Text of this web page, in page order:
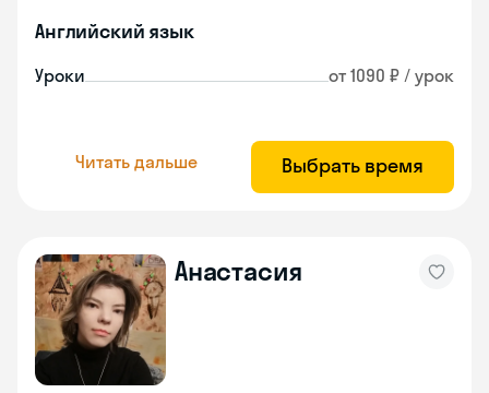
Английский язык
Уроки от 1090 ₽ / урок
Читать дальше Выбрать время
Анастасия